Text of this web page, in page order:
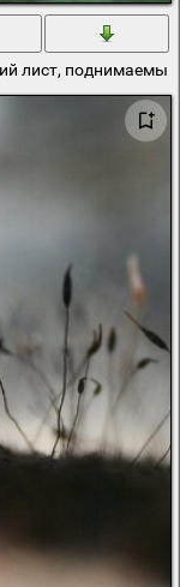
ростками
лист, поднимаемый